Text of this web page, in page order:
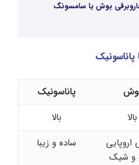
بوش یا سامسونگ
پاناسونیک
بالا
بالا
اروپایی
و شیک
ساده و زیبا